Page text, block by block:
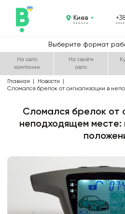
Киев
Выберите формат
На авто
компании
На своём
авто
Главная
Новости
Сломался брелок от сигнализации в
Сломался брелок от
неподходящем месте: